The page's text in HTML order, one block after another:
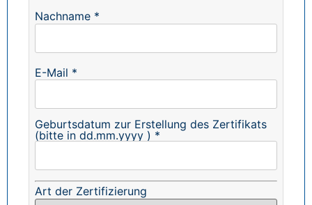
Nachname *
E-Mail *
Geburtsdatum zur Erstellung des Zertifikats
(bitte in dd.mm.yyyy ) *
Art der Zertifizierung